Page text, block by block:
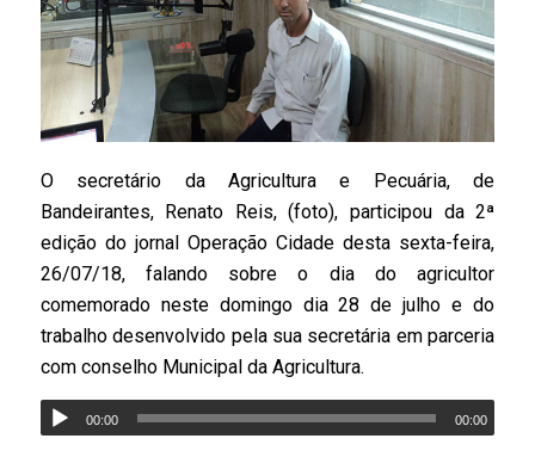
O secretário da Agricultura e Pecuária, de
Bandeirantes, Renato Reis, (foto), participou da 2ª
edição do jornal Operação Cidade desta sexta-feira,
26/07/18, falando sobre o dia do agricultor
comemorado neste domingo dia 28 de julho e do
trabalho desenvolvido pela sua secretária em parceria
com conselho Municipal da Agricultura.
00:00 00:00